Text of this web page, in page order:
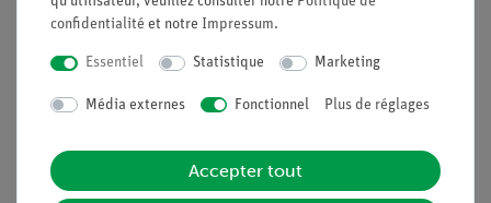
Contact
Déclaration de confidentialité
Service
confidentialité et notre Impressum.
Essentiel Statistique Marketing
Média externes Fonctionnel Plus de réglages
Accepter tout